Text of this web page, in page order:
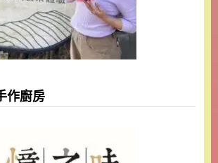
作廚房